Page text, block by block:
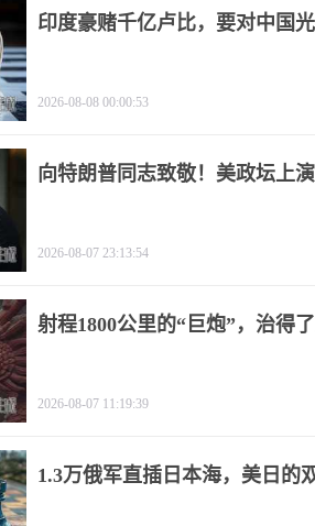
印度豪赌千亿卢比，要对中国光
2026-08-08 00:00:53
向特朗普同志致敬！美政坛上
2026-08-07 23:13:54
射程1800公里的“巨炮”，治得
2026-08-07 11:19:39
1.3万俄军直插日本海，美日的